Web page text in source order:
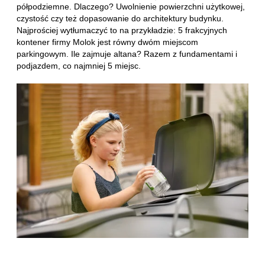
półpodziemne. Dlaczego? Uwolnienie powierzchni użytkowej,
czystość czy też dopasowanie do architektury budynku.
Najprościej wytłumaczyć to na przykładzie: 5 frakcyjnych
kontener firmy Molok jest równy dwóm miejscom
parkingowym. Ile zajmuje altana? Razem z fundamentami i
podjazdem, co najmniej 5 miejsc.